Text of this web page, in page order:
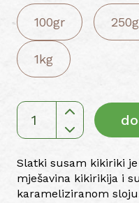
100gr
1kg
Slatki
kikiriki
količina
Slatki susam kikiriki
mješavina kikirikija i
karameliziranom